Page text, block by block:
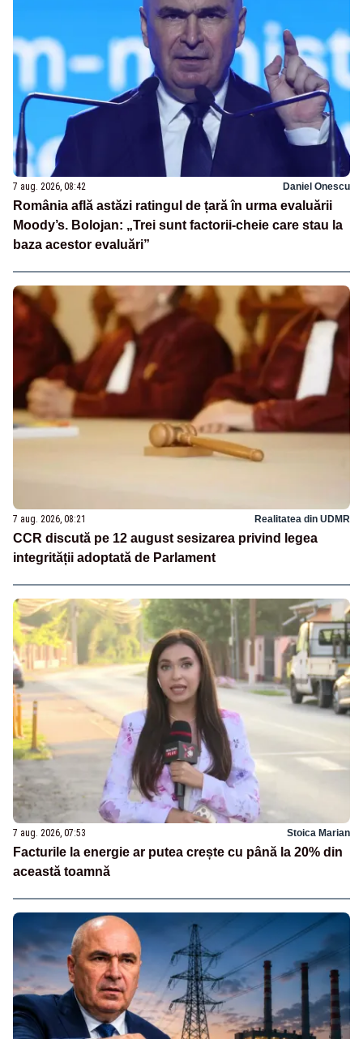
7 aug. 2026, 08:42 Daniel Onescu
România află astăzi ratingul de țară în urma evaluării
Moody’s. Bolojan: „Trei sunt factorii-cheie care stau la
baza acestor evaluări”
7 aug. 2026, 08:21 Realitatea din UDMR
CCR discută pe 12 august sesizarea privind legea
integrității adoptată de Parlament
7 aug. 2026, 07:53 Stoica Marian
Facturile la energie ar putea crește cu până la 20% din
această toamnă